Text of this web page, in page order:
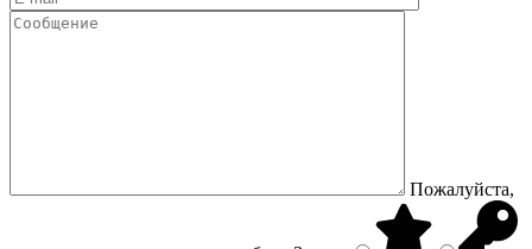
Пожалуйста,